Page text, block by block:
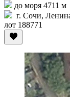
до моря 4711 м
г. Сочи,
лот 188771